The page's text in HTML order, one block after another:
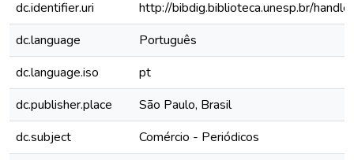
dc.identifier.uri
http://bibdig.biblioteca.unesp.br/
dc.language
Português
dc.language.iso
pt
dc.publisher.place
São Paulo, Brasil
dc.subject
Comércio - Periódicos